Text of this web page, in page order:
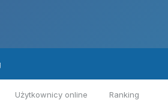
Użytkownicy online Ranking